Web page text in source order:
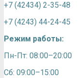
+7 (42434) 2-35-48
+7 (4243) 44-24-45
Режим работы:
Пн-Пт: 08:00–20:00
Сб: 09:00–15:00